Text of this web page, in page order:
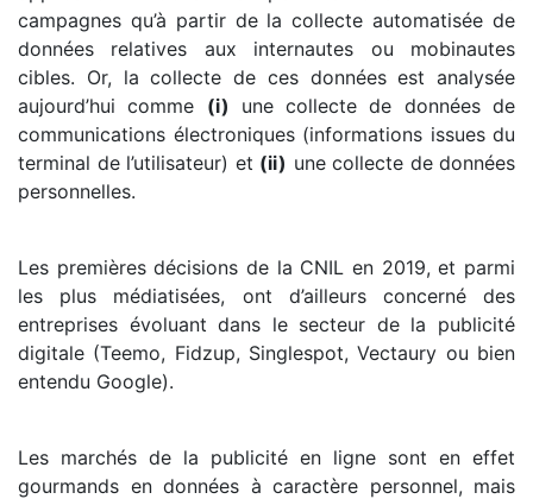
campagnes qu’à partir de la collecte automatisée de
données relatives aux internautes ou mobinautes
cibles. Or, la collecte de ces données est analysée
aujourd’hui comme (i) une collecte de données de
communications électroniques (informations issues du
terminal de l’utilisateur) et (ii) une collecte de données
personnelles.
Les premières décisions de la CNIL en 2019, et parmi
les plus médiatisées, ont d’ailleurs concerné des
entreprises évoluant dans le secteur de la publicité
digitale (Teemo, Fidzup, Singlespot, Vectaury ou bien
entendu Google).
Les marchés de la publicité en ligne sont en effet
gourmands en données à caractère personnel, mais